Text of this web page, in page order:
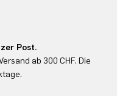
Post.
ab 300 CHF. Die